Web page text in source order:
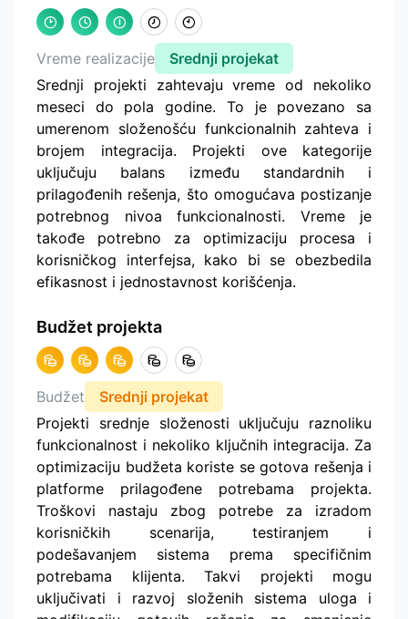
Vreme realizacije
Srednji projekat
Srednji projekti zahtevaju vreme od nekoliko
meseci do pola godine. To je povezano sa
umerenom složenošću funkcionalnih zahteva i
brojem integracija. Projekti ove kategorije
uključuju balans između standardnih i
prilagođenih rešenja, što omogućava postizanje
potrebnog nivoa funkcionalnosti. Vreme je
takođe potrebno za optimizaciju procesa i
korisničkog interfejsa, kako bi se obezbedila
efikasnost i jednostavnost korišćenja.
Budžet projekta
Budžet
Srednji projekat
Projekti srednje složenosti uključuju raznoliku
funkcionalnost i nekoliko ključnih integracija. Za
optimizaciju budžeta koriste se gotova rešenja i
platforme prilagođene potrebama projekta.
Troškovi nastaju zbog potrebe za izradom
korisničkih scenarija, testiranjem i
podešavanjem sistema prema specifičnim
potrebama klijenta. Takvi projekti mogu
uključivati i razvoj složenih sistema uloga i